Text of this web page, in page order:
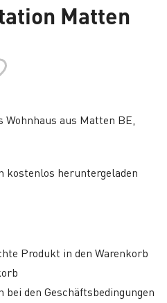
Matten
aus Matten BE,
kostenlos heruntergeladen
Produkt in den Warenkorb
bei den Geschäftsbedingungen